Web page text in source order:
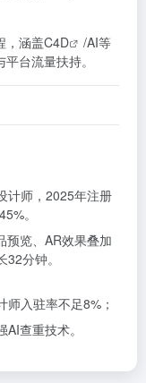
，涵盖C4D
/AI等
台流量扶持。
计师，2025年注册
。
预览、AR效果叠加
分钟。
入驻率不足8%；
查重技术。